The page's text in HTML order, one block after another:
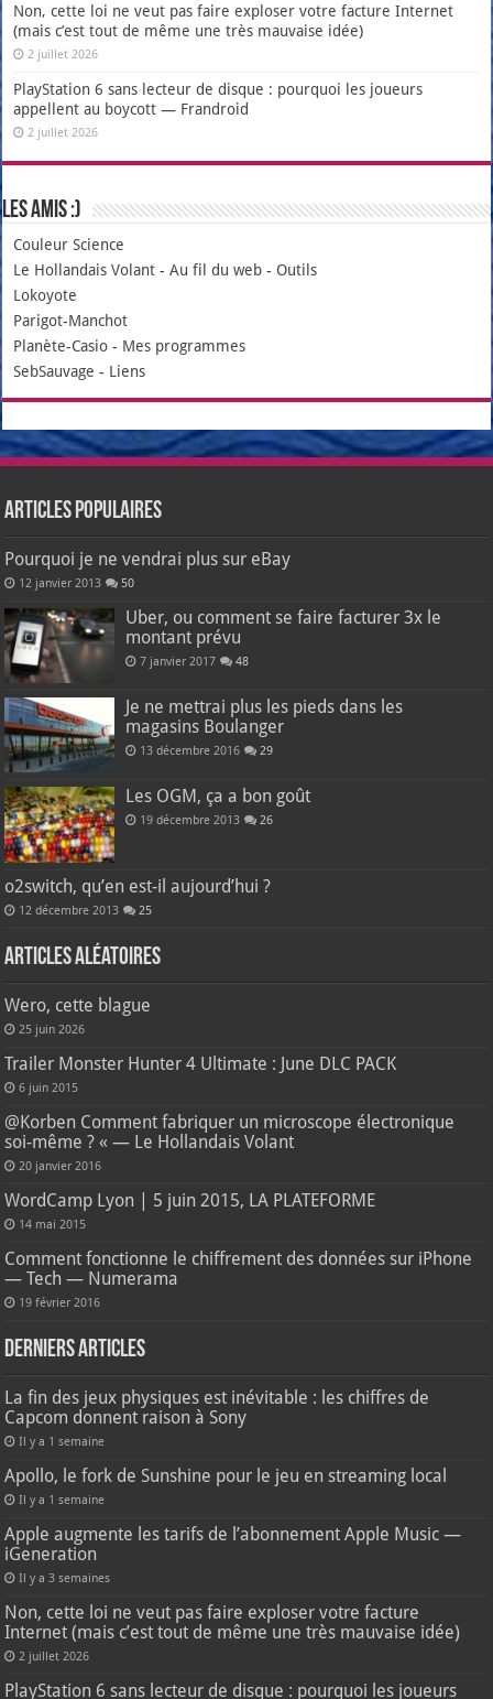
Non, cette loi ne veut pas faire exploser votre facture Internet
(mais c’est tout de même une très mauvaise idée)
2 juillet 2026
PlayStation 6 sans lecteur de disque : pourquoi les joueurs
appellent au boycott — Frandroid
2 juillet 2026
Les amis :)
Couleur Science
Le Hollandais Volant -Au fil du web - Outils
Lokoyote
Parigot-Manchot
Planète-Casio - Mes programmes
SebSauvage - Liens
Articles populaires
Pourquoi je ne vendrai plus sur eBay
12 janvier 2013 50
Uber, ou comment se faire facturer 3x le
montant prévu
7 janvier 2017 48
Je ne mettrai plus les pieds dans les
magasins Boulanger
13 décembre 2016 29
Les OGM, ça a bon goût
19 décembre 2013 26
o2switch, qu’en est-il aujourd’hui ?
12 décembre 2013 25
Articles aléatoires
Wero, cette blague
25 juin 2026
Trailer Monster Hunter 4 Ultimate : June DLC PACK
6 juin 2015
@Korben Comment fabriquer un microscope électronique
soi-même ? « — Le Hollandais Volant
20 janvier 2016
WordCamp Lyon | 5 juin 2015, LA PLATEFORME
14 mai 2015
Comment fonctionne le chiffrement des données sur iPhone
— Tech — Numerama
19 février 2016
Derniers articles
La fin des jeux physiques est inévitable : les chiffres de
Capcom donnent raison à Sony
Il y a 1 semaine
Apollo, le fork de Sunshine pour le jeu en streaming local
Il y a 1 semaine
Apple augmente les tarifs de l’abonnement Apple Music —
iGeneration
Il y a 3 semaines
Non, cette loi ne veut pas faire exploser votre facture
Internet (mais c’est tout de même une très mauvaise idée)
2 juillet 2026
PlayStation 6 sans lecteur de disque : pourquoi les joueurs